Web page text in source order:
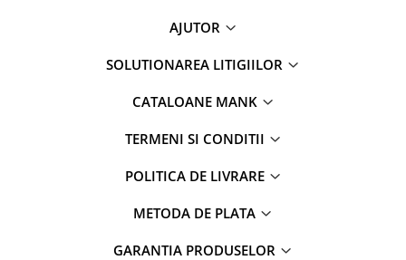
AJUTOR
SOLUTIONAREA LITIGIILOR
CATALOANE MANK
TERMENI SI CONDITII
POLITICA DE LIVRARE
METODA DE PLATA
GARANTIA PRODUSELOR